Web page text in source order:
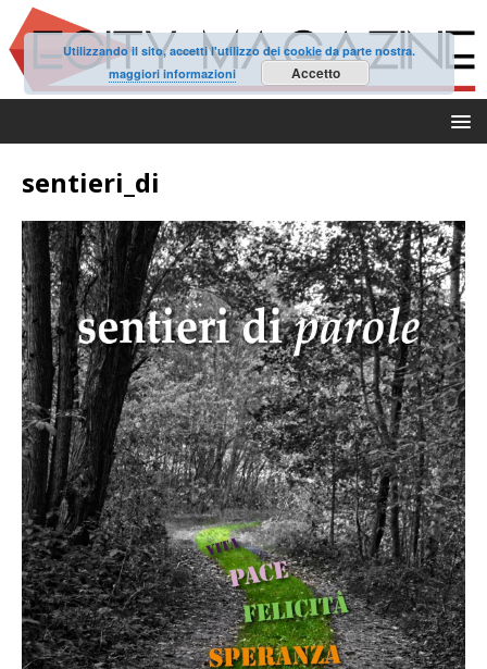
sentieri_di
Utilizzando il sito, accetti l'utilizzo dei cookie da parte nostra.
maggiori informazioni
Accetto